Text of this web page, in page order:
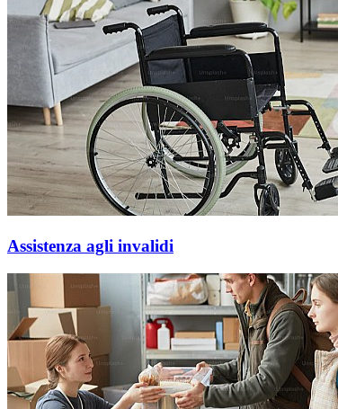
Assistenza agli invalidi